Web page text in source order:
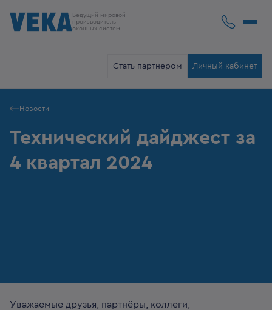
Ведущий мировой
производитель
оконных систем
Стать партнером Личный кабинет
Новости
Технический дайджест за
4 квартал 2024
Уважаемые друзья, партнёры, коллеги,